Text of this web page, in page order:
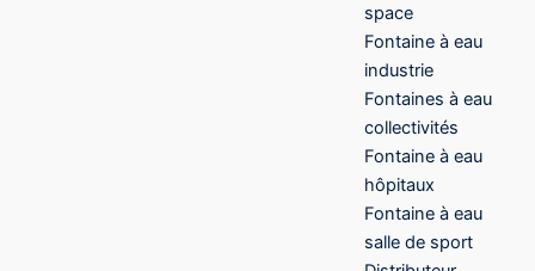
space
Fontaine à eau
industrie
Fontaines à eau
collectivités
Fontaine à eau
hôpitaux
Fontaine à eau
salle de sport